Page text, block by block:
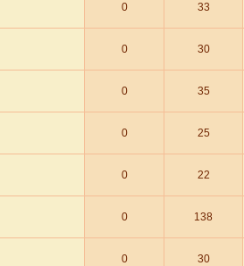
0 33
0 30
0 35
0 25
0 22
0 138
0 30